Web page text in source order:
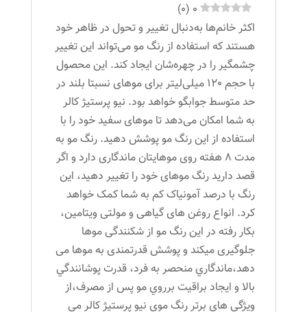
0
(
0
)
اکثر خانم‌ها به‌دنبال تغییر و تحول در ظاهر خود
هستند که استفاده از رنگ مو می‌تواند این تغییر
چشمگیر را در چهره‌شان ایجاد کند. این محصول
با حجم 120 میلی‌لیتر برای موهای نسبتا بلند در
حد متوسط جوابگو خواهد بود. نیو پرستیژ کالر
به شما امکان می‌دهد تا موهای سفید خود را با
استفاده از این رنگ مو پوشش دهید. رنگ مو به
مدت 8 هفته روی موهایتان ماندگاری دارد و اگر
قصد دارید رنگ موهای خود را تغییر دهید، این
رنگ با درصد آمونیاک کم به شما کمک خواهد
کرد. انواع روغن های گیاهی و مولتی ویتامین،
بکار رفته در این رنگ مو از شکنندگی موها
جلوگیری میکند و پوشش قدرتمندی به موها می
دهد،ماندگاري منحصر به فرد، قدرت پوشانندگي
بالا و ايجاد براقيت برروي مو پس از مصرف،از
ويژگي هاي برتر رنگ موي نیو پرستیژ کالر مي